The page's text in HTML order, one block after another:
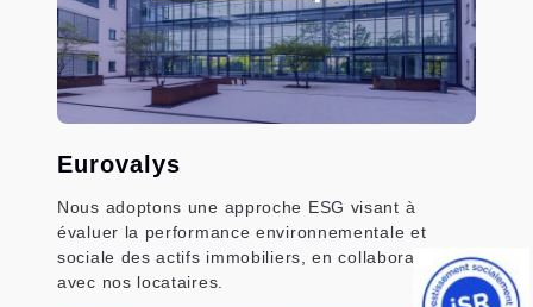
Eurovalys
Nous adoptons une approche ESG visant à
évaluer la performance environnementale et
sociale des actifs immobiliers, en collaboration
avec nos locataires.